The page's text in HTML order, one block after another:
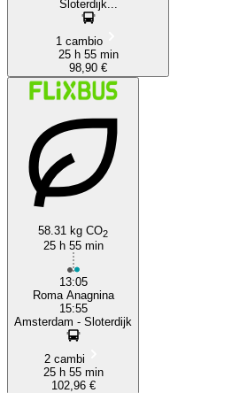
Sloterdijk...
1 cambio
25 h 55 min
98,90 €
58.31 kg CO2
25 h 55 min
13:05
Roma Anagnina
15:55
Amsterdam - Sloterdijk
2 cambi
25 h 55 min
102,96 €